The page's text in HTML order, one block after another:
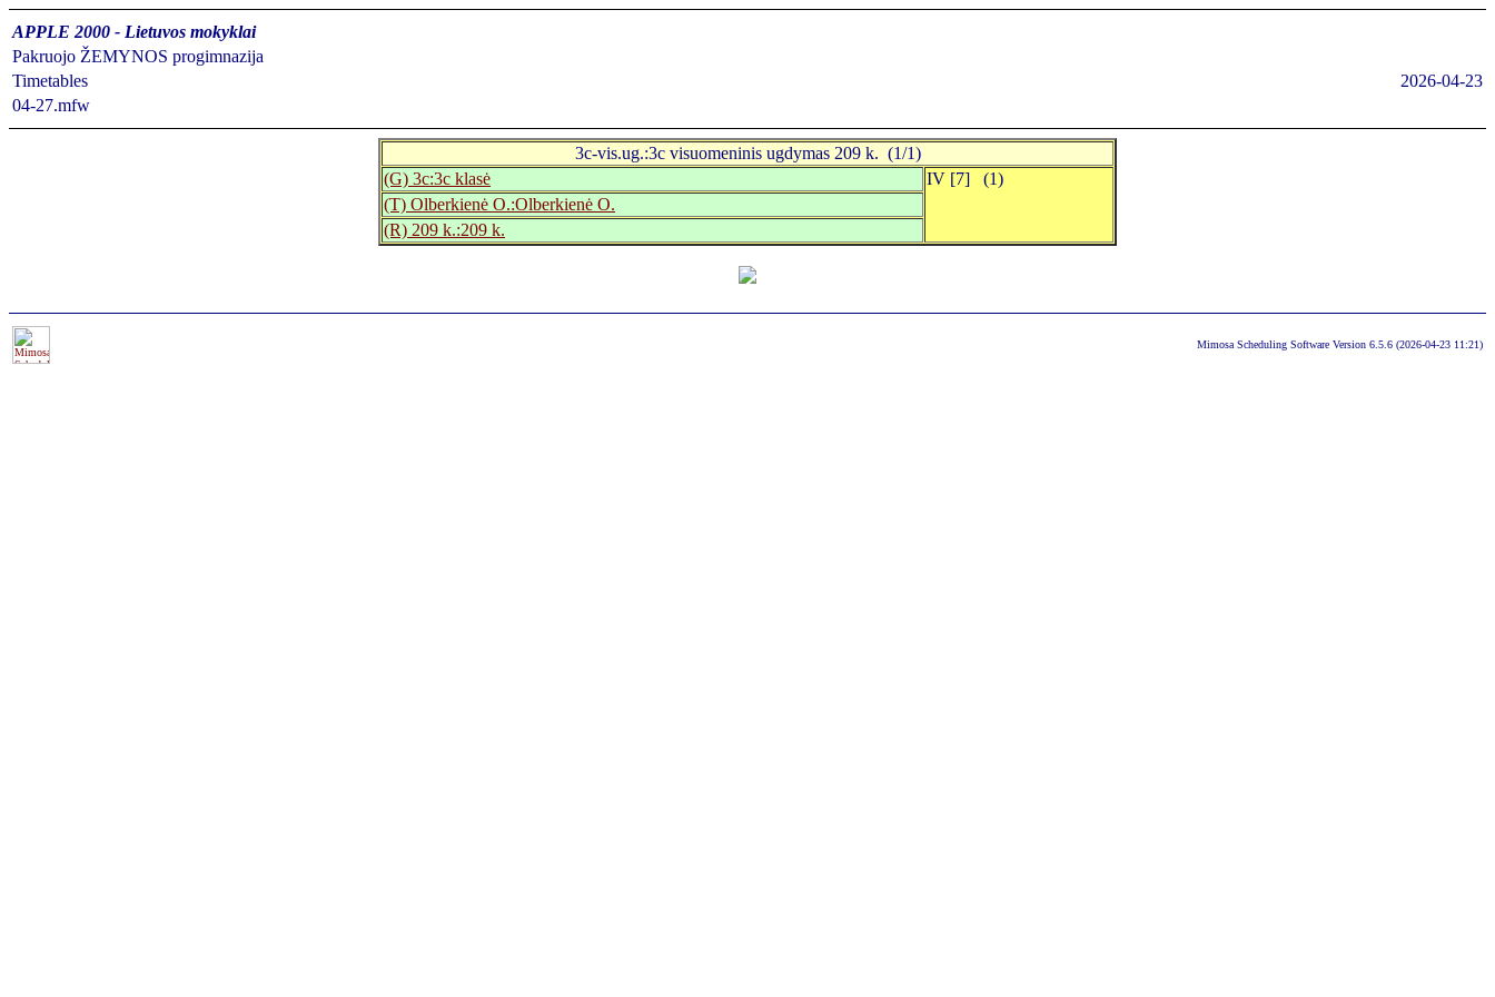
APPLE 2000 - Lietuvos mokyklai
Pakruojo ŽEMYNOS progimnazija
Timetables
2026-04-23
04-27.mfw
3c-vis.ug.:3c visuomeninis ugdymas 209 k. (1/1)
(G) 3c:3c klasė
IV [7] (1)
(T) Olberkienė O.:Olberkienė O.
(R) 209 k.:209 k.
Mimosa Scheduling Software Version 6.5.6 (2026-04-23 11:21)